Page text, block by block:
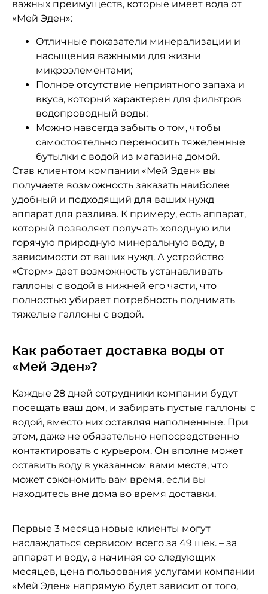
важных преимуществ, которые имеет вода от
«Мей Эден»:
Отличные показатели минерализации и
насыщения важными для жизни
микроэлементами;
Полное отсутствие неприятного запаха и
вкуса, который характерен для фильтров
водопроводный воды;
Можно навсегда забыть о том, чтобы
самостоятельно переносить тяжеленные
бутылки с водой из магазина домой.
Став клиентом компании «Мей Эден» вы
получаете возможность заказать наиболее
удобный и подходящий для ваших нужд
аппарат для разлива. К примеру, есть аппарат,
который позволяет получать холодную или
горячую природную минеральную воду, в
зависимости от ваших нужд. А устройство
«Сторм» дает возможность устанавливать
галлоны с водой в нижней его части, что
полностью убирает потребность поднимать
тяжелые галлоны с водой.
Как работает доставка воды от
«Мей Эден»?
Каждые 28 дней сотрудники компании будут
посещать ваш дом, и забирать пустые галлоны с
водой, вместо них оставляя наполненные. При
этом, даже не обязательно непосредственно
контактировать с курьером. Он вполне может
оставить воду в указанном вами месте, что
может сэкономить вам время, если вы
находитесь вне дома во время доставки.
Первые 3 месяца новые клиенты могут
наслаждаться сервисом всего за 49 шек. – за
аппарат и воду, а начиная со следующих
месяцев, цена пользования услугами компании
«Мей Эден» напрямую будет зависит от того,